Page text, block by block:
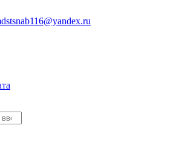
dstsnab116@yandex.ru